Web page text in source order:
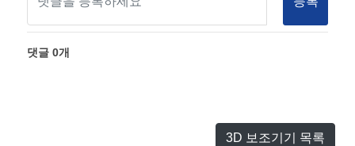
댓글0개
3D 보조기기 목록